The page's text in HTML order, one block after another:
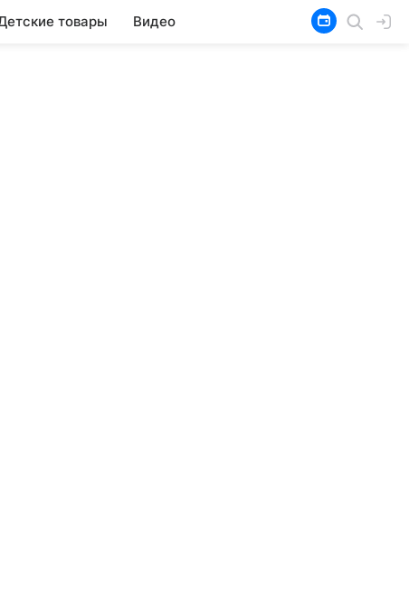
товары Видео